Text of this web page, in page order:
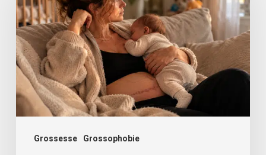
Grossesse Grossophobie
:
tu
dois
perdre
poids
!